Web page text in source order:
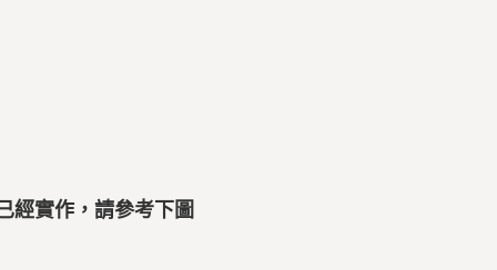
經實作，請參考下圖